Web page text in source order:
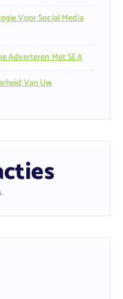
Voor Social Media
Adverteren Met SEA
Van Uw